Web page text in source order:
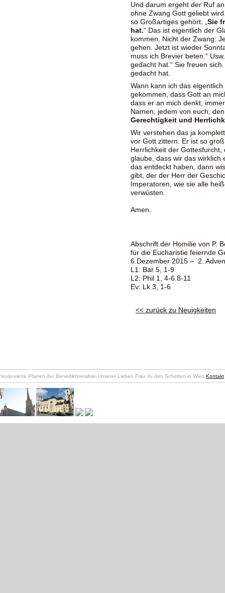
Und darum ergeht der Ruf
ohne Zwang Gott geliebt
so Großartiges gehört: „ Sie
hat.“ Das ist eigentlich der
kommen. Nicht der Zwang:
gehen. Jetzt ist wieder
muss ich Brevier beten.“
gedacht hat.“ Sie freuen
gedacht hat.
Wann kann ich das
gekommen, dass Gott an
dass er an mich denkt,
Namen, jedem von euch,
Gerechtigkeit und
Wir verstehen das ja
vor Gott zittern. Er ist so
Herrlichkeit der
glaube, dass wir das wirklich
das entdeckt haben, dann
gibt, der der Herr der
Imperatoren, wie sie alle
verwüsten.
Amen.
Abschrift der Homilie von P.
für die Eucharistie feiernde
6.Dezember 2015 – 2.
L1: Bar 5, 1-9
L2: Phil 1, 4-6.8-11
Ev: Lk 3, 1-6
<< zurück zu Neuigkeiten
Pfarren der Benediktinerabtei Unserer Lieben Frau zu den Schotten in Wien Kontakt